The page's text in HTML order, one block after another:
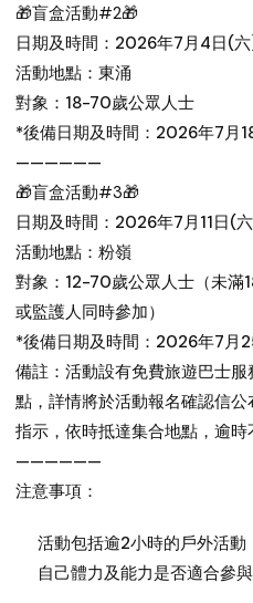
🎁盲盒活動#2🎁
日期及時間：2026年7月4日(
活動地點：東涌
對象：18-70歲公眾人士
*後備日期及時間：2026年7月
——————
🎁盲盒活動#3🎁
日期及時間：2026年7月11日(
活動地點：粉嶺
對象：12-70歲公眾人士（未滿
或監護人同時參加）
*後備日期及時間：2026年7月
備註：活動設有免費旅遊巴士
點，詳情將於活動報名確認信
指示，依時抵達集合地點，逾時
——————
注意事項：
活動包括逾2小時的戶外活
自己體力及能力是否適合參與